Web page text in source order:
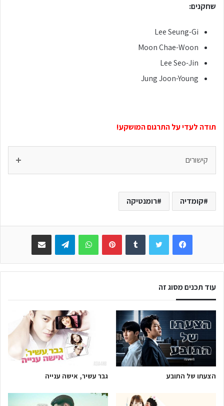
שחקנים:
Lee Seung-Gi
Moon Chae-Woon
Lee Seo-Jin
Jung Joon-Young
תודה לעדי על התרגום המושקע!
קישורים
קומדיה רומנטיקה
Facebook
WhatsApp
Telegram
עוד תכנים מסוג זה
הצעתו של התובע גבר עשיר, אישה ענייה